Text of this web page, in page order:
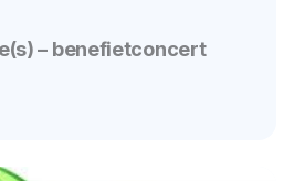
– benefietconcert